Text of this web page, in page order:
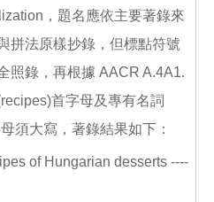
，題名應依主要著錄來
拼法原樣抄錄，但標點符號
照錄，再根據 AACR A.4A1.
首字母及專有名詞
須大寫，著錄結果如下：
of Hungarian desserts ----